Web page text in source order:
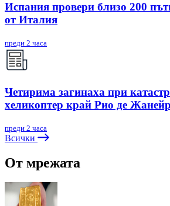
Испания провери близо 200
от Италия
преди 2 часа
Четирима загинаха при
хеликоптер край Рио де
преди 2 часа
Всички
От мрежата